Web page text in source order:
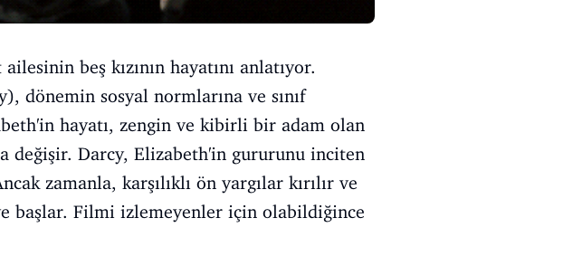
beş kızının hayatını anlatıyor.
dönemin sosyal normlarına ve sınıf
hayatı, zengin ve kibirli bir adam olan
değişir. Darcy, Elizabeth'in gururunu inciten
zamanla, karşılıklı ön yargılar kırılır ve
başlar. Filmi izlemeyenler için olabildiğince